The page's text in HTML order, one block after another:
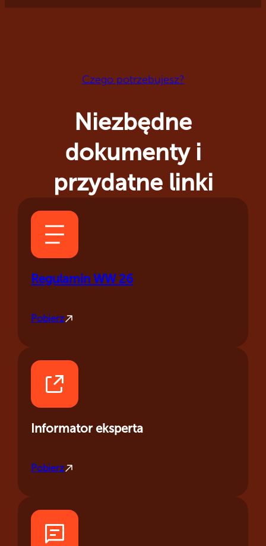
Czego potrzebujesz?
Niezbędne
dokumenty i
przydatne linki
Regulamin WW 26
Pobierz
Informator eksperta
Pobierz